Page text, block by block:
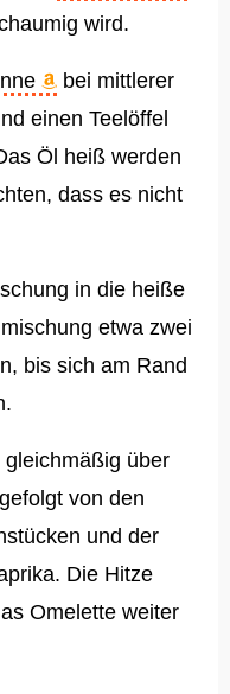
wird.
bei mittlerer
einen Teelöffel
Öl heiß werden
dass es nicht
in die heiße
etwa zwei
bis sich am Rand
über
von den
und der
Die Hitze
Omelette weiter